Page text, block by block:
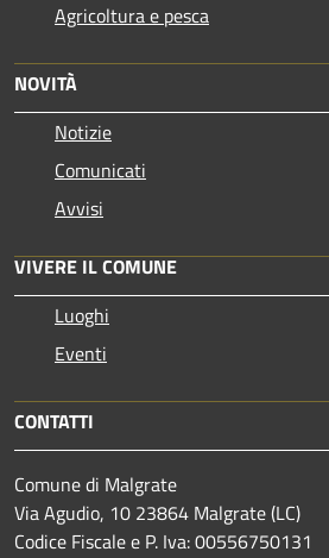
Agricoltura e pesca
NOVITÀ
Notizie
Comunicati
Avvisi
VIVERE IL COMUNE
Luoghi
Eventi
CONTATTI
Comune di Malgrate
Via Agudio, 10 23864 Malgrate (LC)
Codice Fiscale e P. Iva: 00556750131